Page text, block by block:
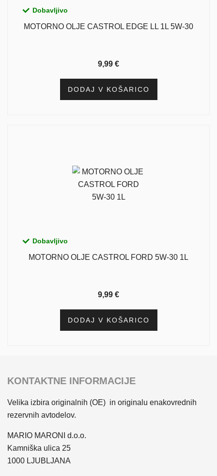
Dobavljivo
MOTORNO OLJE CASTROL EDGE LL 1L 5W-30
9,99 €
DODAJ V KOŠARICO
Dobavljivo
MOTORNO OLJE CASTROL FORD 5W-30 1L
9,99 €
DODAJ V KOŠARICO
KONTAKTNE INFORMACIJE
Velika izbira originalnih (OE) in originalu enakovrednih
rezervnih avtodelov.
MARIO MARONI d.o.o.
Kamniška ulica 25
1000 LJUBLJANA